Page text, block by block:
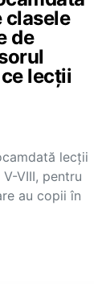
clasele
de
lecții
lecții
VIII, pentru
au copii în